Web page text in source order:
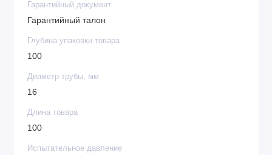
Гарантийный документ
Гарантийный талон
Глубина упаковки товара
100
Диаметр трубы, мм
16
Длина товара
100
Испытательное давление